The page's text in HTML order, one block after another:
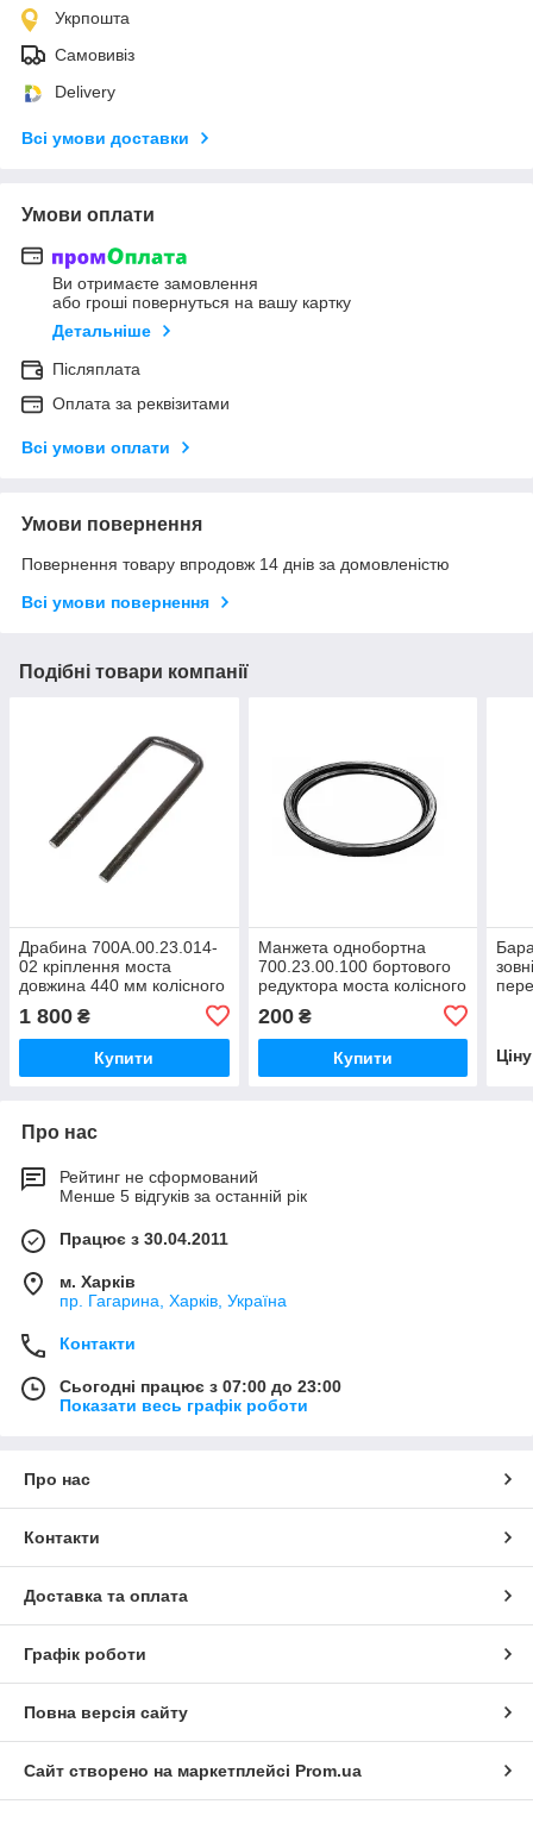
Укрпошта
Самовивіз
Delivery
Всі умови доставки
Умови оплати
Ви отримаєте замовлення
або гроші повернуться на вашу картку
Детальніше
Післяплата
Оплата за реквізитами
Всі умови оплати
Умови повернення
Повернення товару впродовж 14 днів за домовленістю
Всі умови повернення
Подібні товари компанії
Драбина 700А.00.23.014-
02 кріплення моста
довжина 440 мм колісного
трактора Кировець К-700,
К-700А,К-701
1 800 ₴
Купити
Манжета однобортна
700.23.00.100 бортового
редуктора моста колісного
трактора Кировець К-700,
К-700А, К-701
200₴
Купити
Про нас
Рейтинг не сформований
Менше 5 відгуків за останній рік
Працює з 30.04.2011
м. Харків
пр. Гагарина, Харків, Україна
Контакти
Сьогодні працює з 07:00 до 23:00
Показати весь графік роботи
Про нас
Контакти
Доставка та оплата
Графік роботи
Повна версія сайту
Сайт створено на маркетплейсі Prom.ua